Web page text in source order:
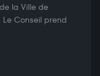
la Ville de
Conseil prend